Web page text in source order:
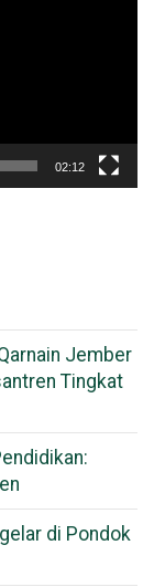
02:12
Jember
Tingkat
di Pondok